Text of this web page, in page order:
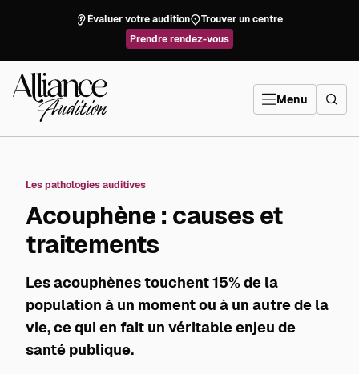
Évaluer votre audition
Trouver un centre
Prendre rendez-vous
Menu
Les pathologies auditives
Acouphène : causes et
traitements
Les acouphènes touchent 15% de la
population à un moment ou à un autre de la
vie, ce qui en fait un véritable enjeu de
santé publique.